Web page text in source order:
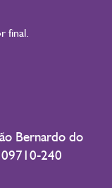
final.
Bernardo do
09710-240